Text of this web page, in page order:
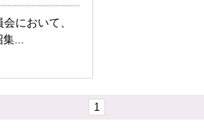
において、
...
1